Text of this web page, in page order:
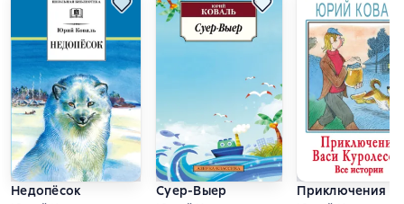
Недопёсок
Суер-Выер
Приключения